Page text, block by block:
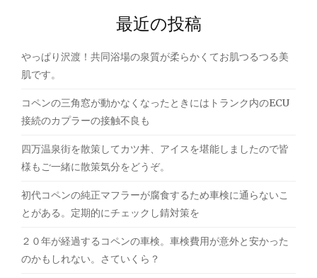
す"
ゲ
ー
シ
ョ
ン
最近の投稿
やっぱり沢渡！共同浴場の泉質が柔らかくてお肌つるつる美
肌です。
コペンの三角窓が動かなくなったときにはトランク内のECU
接続のカプラーの接触不良も
四万温泉街を散策してカツ丼、アイスを堪能しましたので皆
様もご一緒に散策気分をどうぞ。
初代コペンの純正マフラーが腐食するため車検に通らないこ
とがある。定期的にチェックし錆対策を
２０年が経過するコペンの車検。車検費用が意外と安かった
のかもしれない。さていくら？